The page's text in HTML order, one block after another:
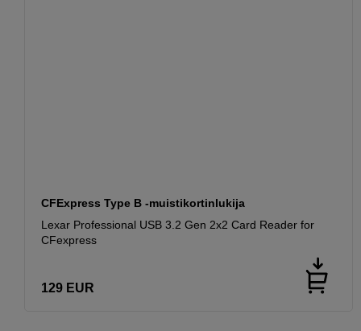
CFExpress Type B -muistikortinlukija
Lexar Professional USB 3.2 Gen 2x2 Card Reader for
CFexpress
129 EUR